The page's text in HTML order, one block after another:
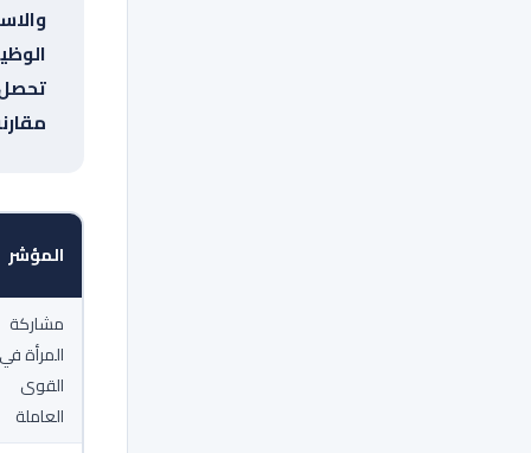
تحصل
المؤشر
مشاركة
المرأة
القوى
العاملة